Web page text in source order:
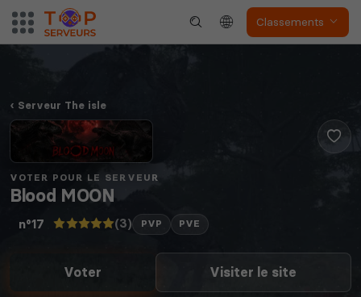
Classements
Serveur The isle
VOTER POUR LE SERVEUR
Blood MOON
n°17 (3) PVP PVE
Voter Visiter le site